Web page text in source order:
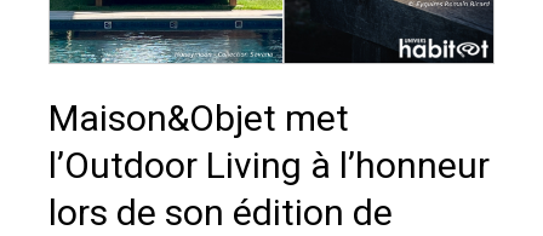
Maison&Objet met
l’Outdoor Living à l’honneur
lors de son édition de